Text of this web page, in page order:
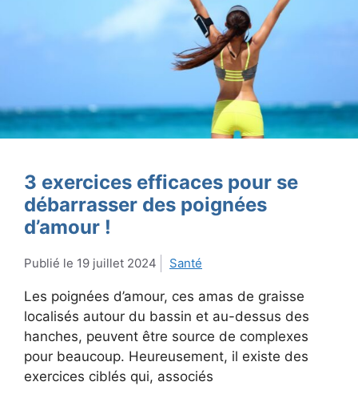
3 exercices efficaces pour se
débarrasser des poignées
d’amour !
19 juillet 2024 Santé
Les poignées d’amour, ces amas de graisse
localisés autour du bassin et au-dessus des
hanches, peuvent être source de complexes
pour beaucoup. Heureusement, il existe des
exercices ciblés qui, associés